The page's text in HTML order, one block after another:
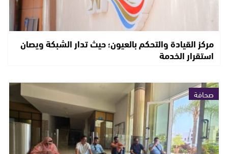
مركز القيادة والتحكم بالعيون؛ حيث تدار الشبكة ويصان
استقرار الخدمة
صحافة